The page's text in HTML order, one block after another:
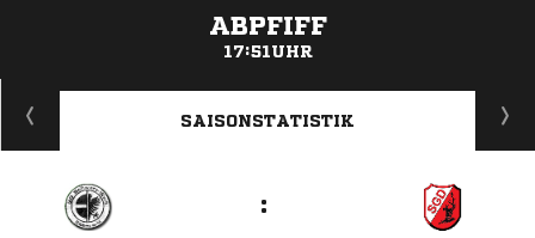
ABPFIFF
17:51UHR
ANZEIGE
SAISONSTATISTIK
: